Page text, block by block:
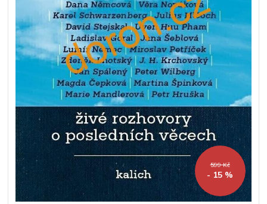
599 Kč
- 15 %